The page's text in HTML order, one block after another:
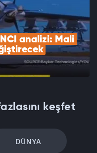
analizi: Mali
keşfet
DÜNYA